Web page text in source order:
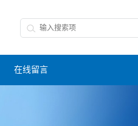
在线留言